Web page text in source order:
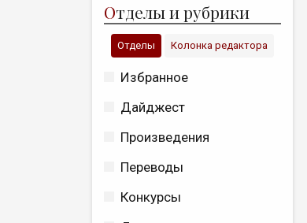
Отделы и рубрики
Отделы Колонка редактора
Избранное
Дайджест
Произведения
Переводы
Конкурсы